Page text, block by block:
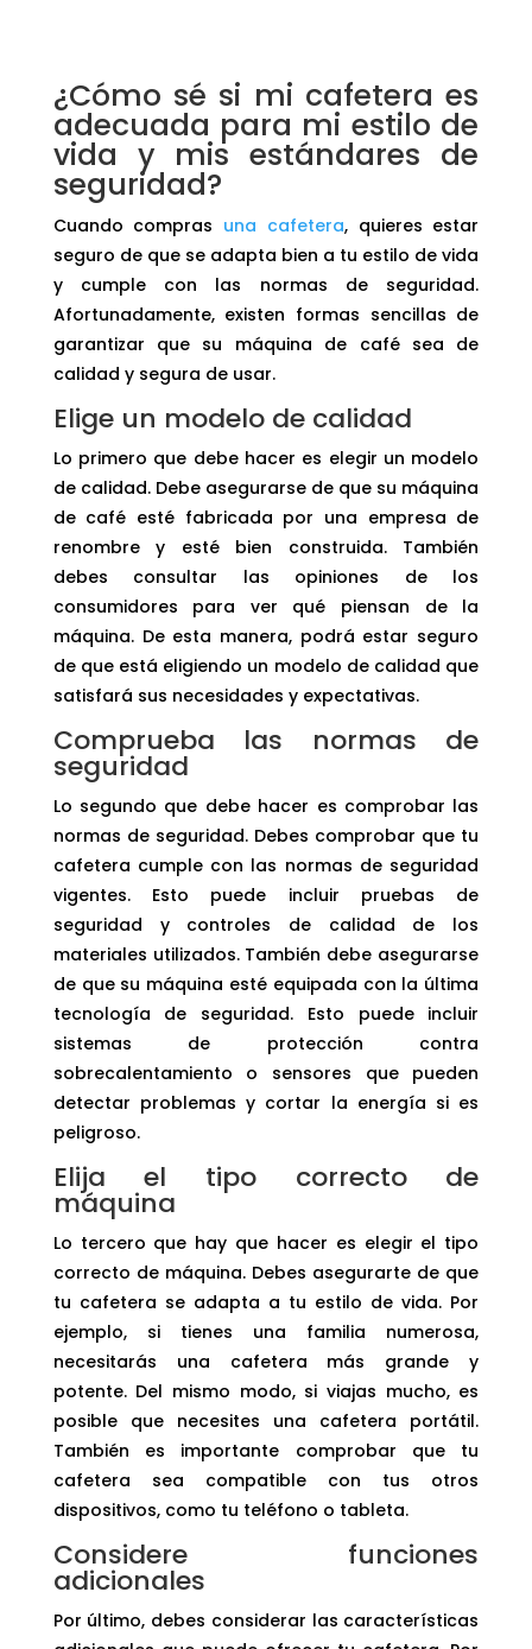
¿Cómo sé si mi cafetera es
adecuada para mi estilo de
vida y mis estándares de
seguridad?
Cuando compras una cafetera, quieres estar
seguro de que se adapta bien a tu estilo de vida
y cumple con las normas de seguridad.
Afortunadamente, existen formas sencillas de
garantizar que su máquina de café sea de
calidad y segura de usar.
Elige un modelo de calidad
Lo primero que debe hacer es elegir un modelo
de calidad. Debe asegurarse de que su máquina
de café esté fabricada por una empresa de
renombre y esté bien construida. También
debes consultar las opiniones de los
consumidores para ver qué piensan de la
máquina. De esta manera, podrá estar seguro
de que está eligiendo un modelo de calidad que
satisfará sus necesidades y expectativas.
Comprueba las normas de
seguridad
Lo segundo que debe hacer es comprobar las
normas de seguridad. Debes comprobar que tu
cafetera cumple con las normas de seguridad
vigentes. Esto puede incluir pruebas de
seguridad y controles de calidad de los
materiales utilizados. También debe asegurarse
de que su máquina esté equipada con la última
tecnología de seguridad. Esto puede incluir
sistemas de protección contra
sobrecalentamiento o sensores que pueden
detectar problemas y cortar la energía si es
peligroso.
Elija el tipo correcto de
máquina
Lo tercero que hay que hacer es elegir el tipo
correcto de máquina. Debes asegurarte de que
tu cafetera se adapta a tu estilo de vida. Por
ejemplo, si tienes una familia numerosa,
necesitarás una cafetera más grande y
potente. Del mismo modo, si viajas mucho, es
posible que necesites una cafetera portátil.
También es importante comprobar que tu
cafetera sea compatible con tus otros
dispositivos, como tu teléfono o tableta.
Considere funciones
adicionales
Por último, debes considerar las características